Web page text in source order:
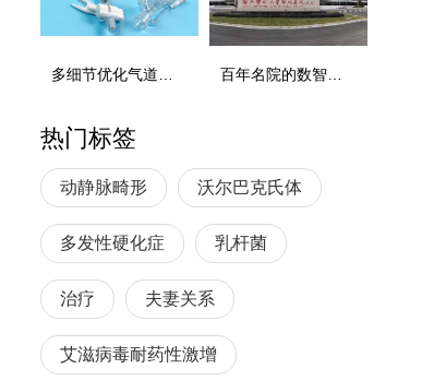
热门标签
动静脉畸形 沃尔巴克氏体
多发性硬化症 乳杆菌
治疗 夫妻关系
艾滋病毒耐药性激增